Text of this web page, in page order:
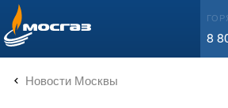
info@mos-gaz.ru
8
Новости Москвы